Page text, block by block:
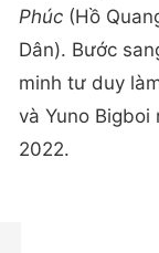
Phúc (Hồ
Dân). Bước
minh tư duy
và Yuno Bigboi
2022.